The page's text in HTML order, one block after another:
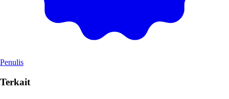
Penulis
Terkait